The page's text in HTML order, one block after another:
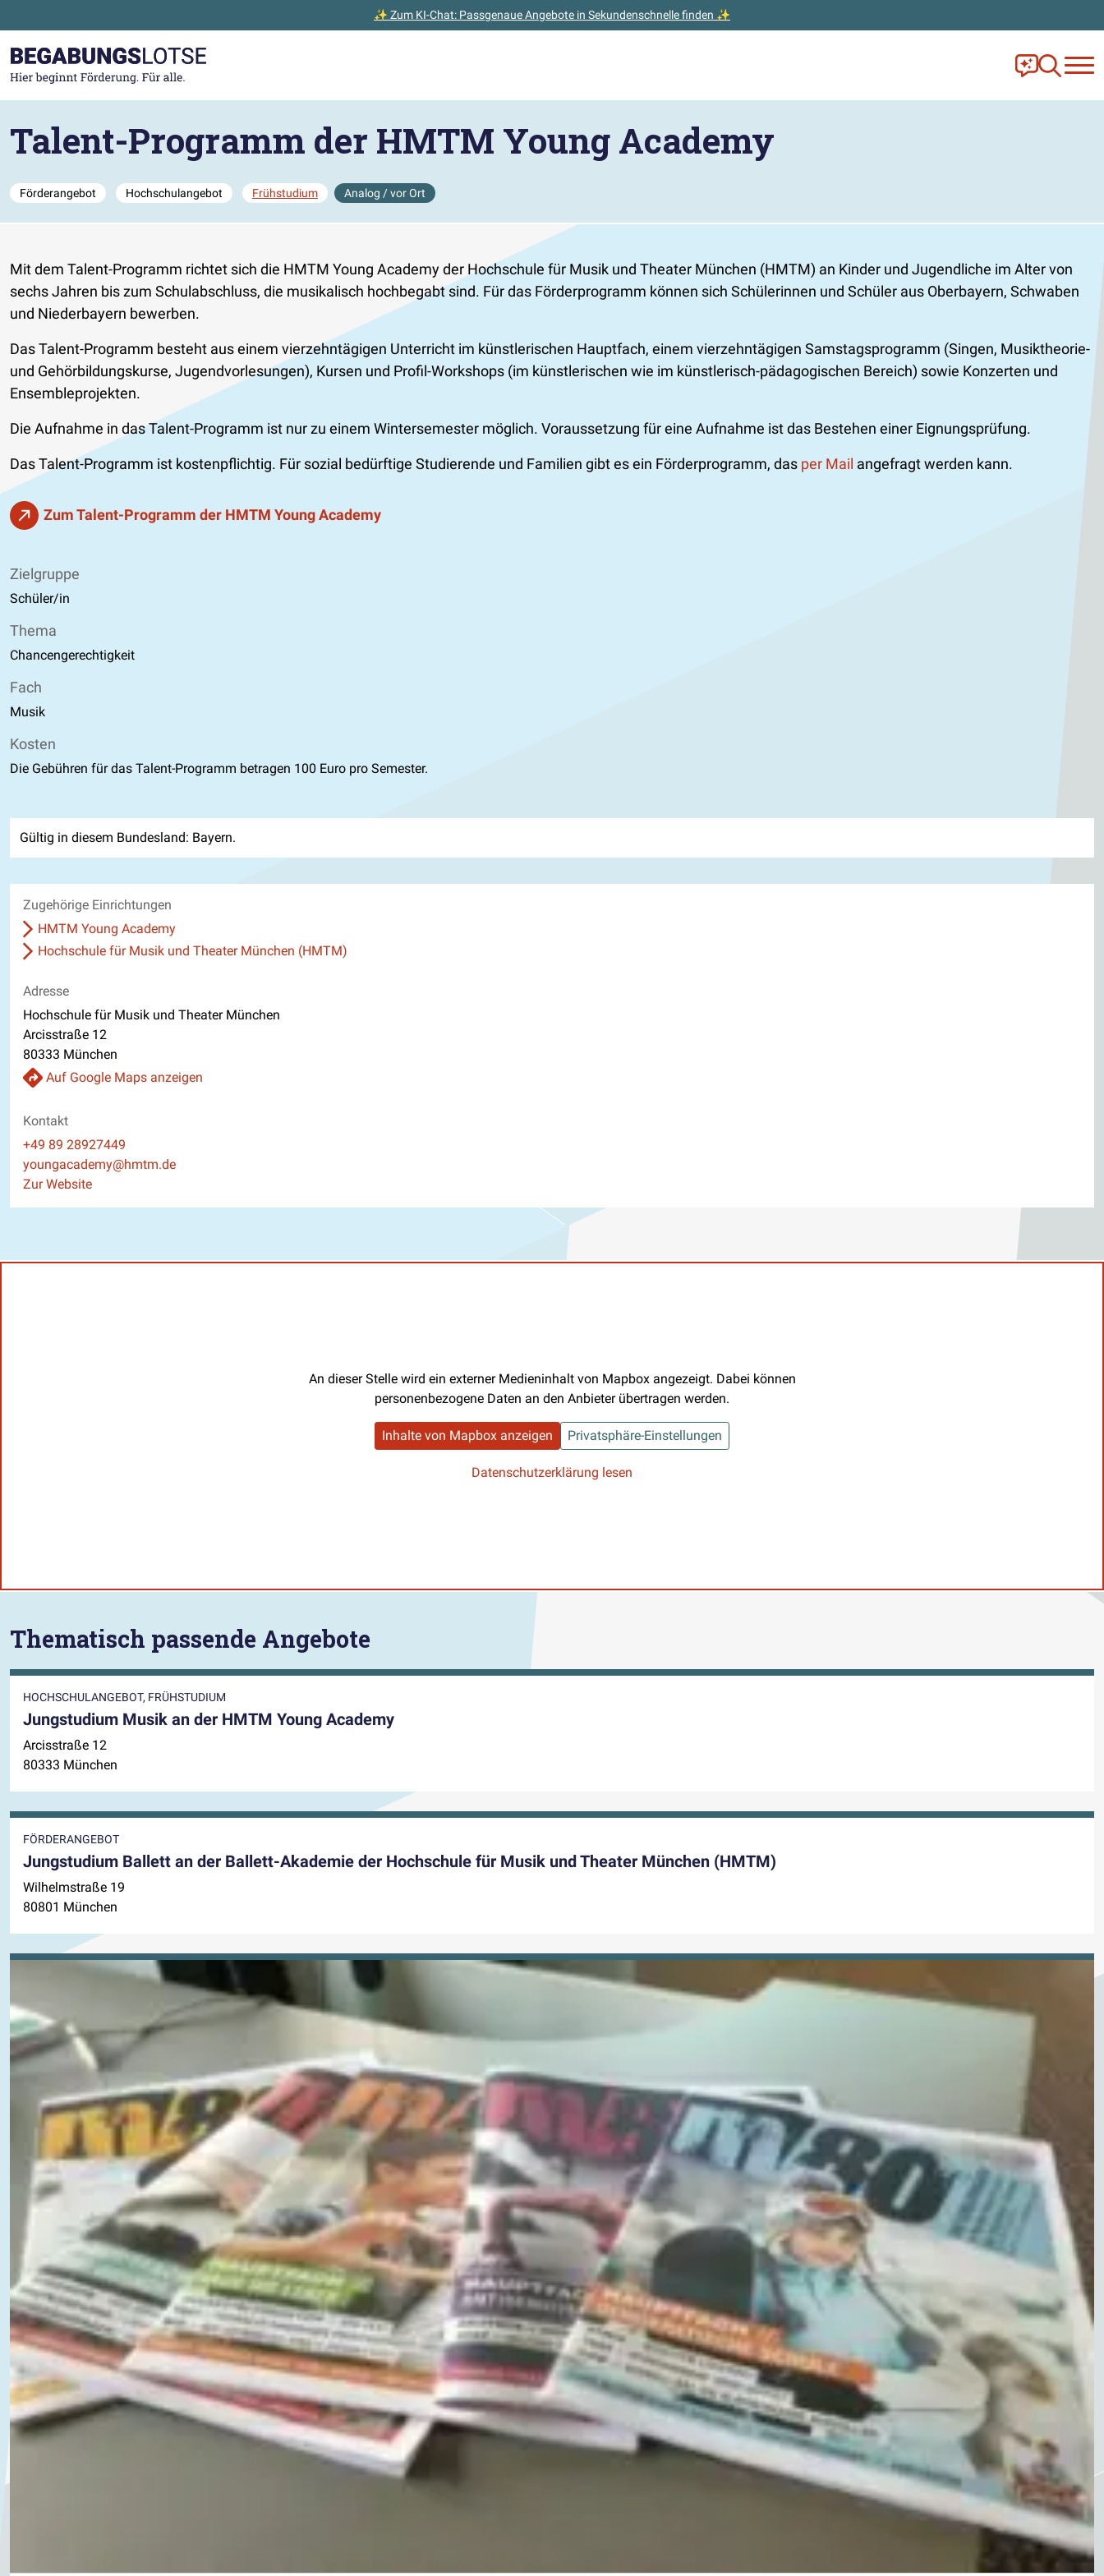
✨ Zum KI-Chat: Passgenaue Angebote in Sekundenschnelle finden ✨
Zur Startseite gehen
Frag Ella!
Zur
Talent-Programm der HMTM Young Academy
Förderangebot Hochschulangebot Frühstudium Analog / vor Ort
Mit dem Talent-Programm richtet sich die HMTM Young Academy der Hochschule für Musik und Theater München (HMTM) an Kinder und Jugendliche im Alter von
sechs Jahren bis zum Schulabschluss, die musikalisch hochbegabt sind. Für das Förderprogramm können sich Schülerinnen und Schüler aus Oberbayern, Schwaben
und Niederbayern bewerben.
Das Talent-Programm besteht aus einem vierzehntägigen Unterricht im künstlerischen Hauptfach, einem vierzehntägigen Samstagsprogramm (Singen, Musiktheorie-
und Gehörbildungskurse, Jugendvorlesungen), Kursen und Profil-Workshops (im künstlerischen wie im künstlerisch-pädagogischen Bereich) sowie Konzerten und
Ensembleprojekten.
Die Aufnahme in das Talent-Programm ist nur zu einem Wintersemester möglich. Voraussetzung für eine Aufnahme ist das Bestehen einer Eignungsprüfung.
Das Talent-Programm ist kostenpflichtig. Für sozial bedürftige Studierende und Familien gibt es ein Förderprogramm, das per Mail angefragt werden kann.
Zum Talent-Programm der HMTM Young Academy
Zielgruppe
Schüler/in
Thema
Chancengerechtigkeit
Fach
Musik
Kosten
Die Gebühren für das Talent-Programm betragen 100 Euro pro Semester.
Gültig in diesem Bundesland: Bayern.
Zugehörige Einrichtungen
HMTM Young Academy
Hochschule für Musik und Theater München (HMTM)
Adresse
Hochschule für Musik und Theater München
Arcisstraße 12
80333 München
Auf Google Maps anzeigen
Kontakt
Telefon
+49 89 28927449
E-Mail
youngacademy@hmtm.de
Website
Zur Website
An dieser Stelle wird ein externer Medieninhalt von Mapbox angezeigt. Dabei können
personenbezogene Daten an den Anbieter übertragen werden.
Inhalte von Mapbox anzeigen Privatsphäre-Einstellungen
Datenschutzerklärung lesen
Thematisch passende Angebote
HOCHSCHULANGEBOT, FRÜHSTUDIUM
Jungstudium Musik an der HMTM Young Academy
Arcisstraße 12
80333 München
FÖRDERANGEBOT
Jungstudium Ballett an der Ballett-Akademie der Hochschule für Musik und Theater München (HMTM)
Wilhelmstraße 19
80801 München